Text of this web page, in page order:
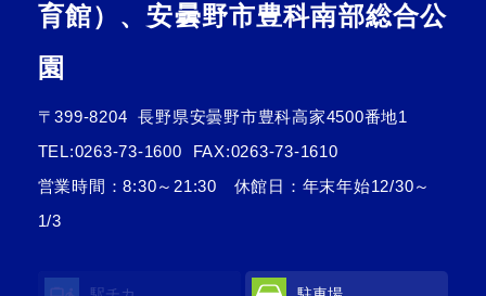
育館）、安曇野市豊科南部総合公
園
〒399-8204
長野県安曇野市豊科高家4500番地1
TEL:0263-73-1600
FAX:0263-73-1610
営業時間：8:30～21:30 休館日：年末年始12/30～
1/3